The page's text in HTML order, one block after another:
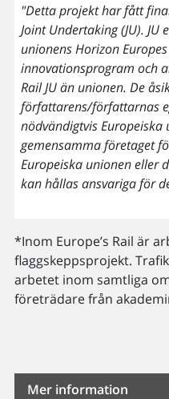
"Detta projekt har fått
Joint Undertaking (JU).
unionens Horizon
innovationsprogram och
Rail JU än unionen. De
författarens/författarnas
nödvändigtvis Europeiska
gemensamma företaget
Europeiska unionen eller
kan hållas ansvariga för
*Inom Europe’s Rail är
flaggskeppsprojekt.
arbetet inom samtliga
företrädare från
Mer information